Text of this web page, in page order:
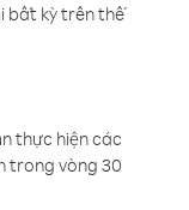
bất kỳ trên thế
thực hiện các
trong vòng 30